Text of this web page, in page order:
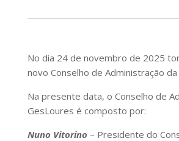
No dia 24 de novembro de 2025
novo Conselho de Administração
Na presente data, o Conselho de
GesLoures é composto por:
Nuno Vitorino – Presidente do